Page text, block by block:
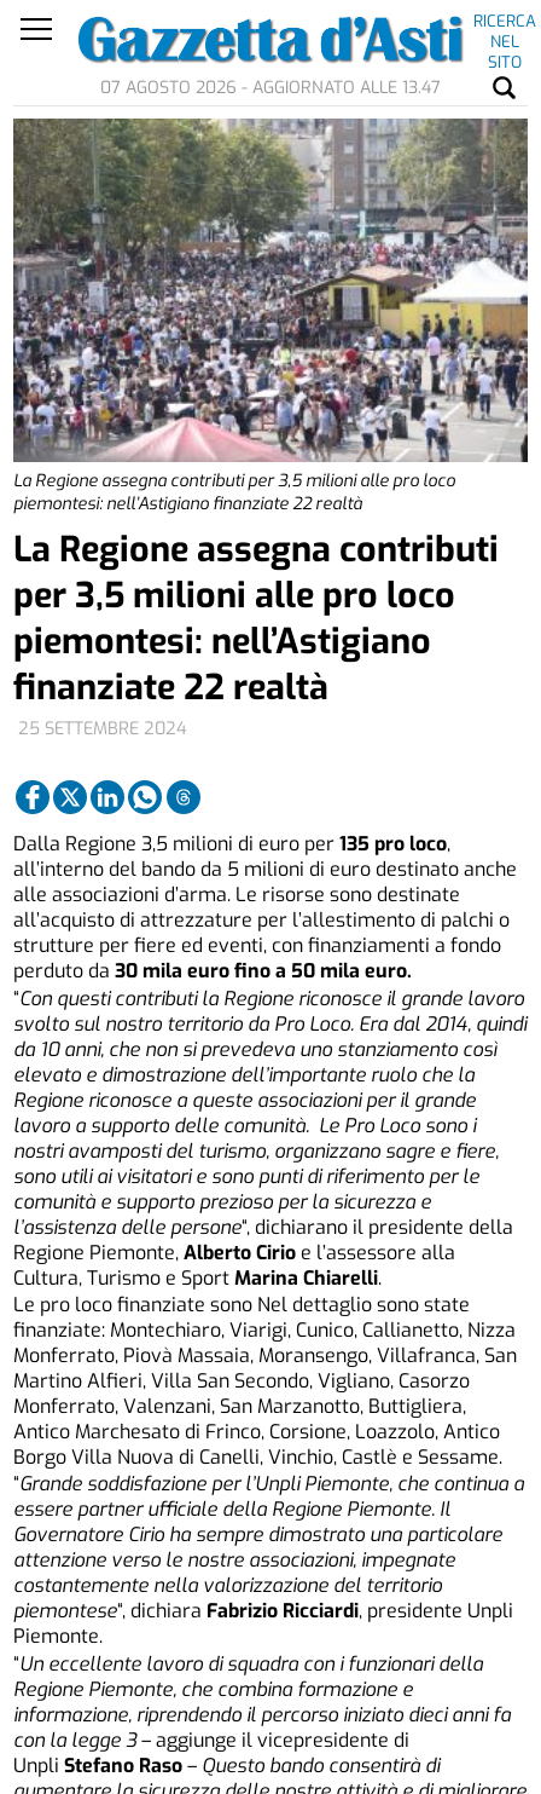
RICERCA
NEL
SITO
07 AGOSTO 2026 - AGGIORNATO ALLE 13.47
La Regione assegna contributi per 3,5 milioni alle pro loco
piemontesi: nell’Astigiano finanziate 22 realtà
25 SETTEMBRE 2024
La Regione assegna contributi
per 3,5 milioni alle pro loco
piemontesi: nell’Astigiano
finanziate 22 realtà
Dalla Regione 3,5 milioni di euro per135 pro loco,
all’interno del bando da 5 milioni di euro destinato anche
alle associazioni d’arma. Le risorse sono destinate
all’acquisto di attrezzature per l’allestimento di palchi o
strutture per fiere ed eventi, con finanziamenti a fondo
perduto da30 mila euro fino a 50 mila euro.
“Con questi contributi la Regione riconosce il grande lavoro
svolto sul nostro territorio da Pro Loco. Era dal 2014, quindi
da 10 anni, che non si prevedeva uno stanziamento così
elevato e dimostrazione dell’importante ruolo che la
Regione riconosce a queste associazioni per il grande
lavoro a supporto delle comunità. Le Pro Loco sono i
nostri avamposti del turismo, organizzano sagre e fiere,
sono utili ai visitatori e sono punti di riferimento per le
comunità e supporto prezioso per la sicurezza e
l’assistenza delle persone“, dichiarano il presidente della
Regione Piemonte,Alberto Cirio e l’assessore alla
Cultura, Turismo e SportMarina Chiarelli.
Le pro loco finanziate sono Nel dettaglio sono state
finanziate: Montechiaro, Viarigi, Cunico, Callianetto, Nizza
Monferrato, Piovà Massaia, Moransengo, Villafranca, San
Martino Alfieri, Villa San Secondo, Vigliano, Casorzo
Monferrato, Valenzani, San Marzanotto, Buttigliera,
Antico Marchesato di Frinco, Corsione, Loazzolo, Antico
Borgo Villa Nuova di Canelli, Vinchio, Castlè e Sessame.
“Grande soddisfazione per l’Unpli Piemonte, che continua a
essere partner ufficiale della Regione Piemonte. Il
Governatore Cirio ha sempre dimostrato una particolare
attenzione verso le nostre associazioni, impegnate
costantemente nella valorizzazione del territorio
piemontese“, dichiara Fabrizio Ricciardi, presidente Unpli
Piemonte.
“Un eccellente lavoro di squadra con i funzionari della
Regione Piemonte, che combina formazione e
informazione, riprendendo il percorso iniziato dieci anni fa
con la legge 3– aggiunge il vicepresidente di
UnpliStefano Raso– Questo bando consentirà di